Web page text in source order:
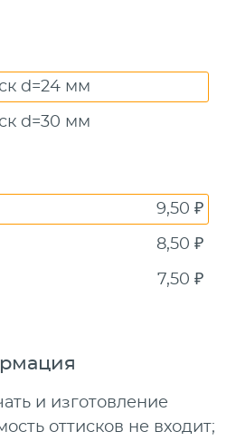
и изготовление
оттисков не входит;
d=24 мм
d=30 мм
9,50 ₽
8,50 ₽
7,50 ₽